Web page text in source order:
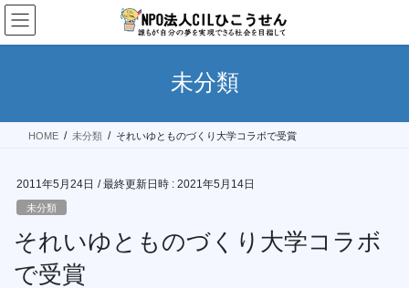
コ
ン
テ
ス
ナ
ビ
ゲ
ン
未分類
HOME 未分類 それいゆとものづくり大学コラボで受賞
2011年5月24日 / 最終更新日時 : 2021年5月14日
未分類
それいゆとものづくり大学コラボ
で受賞